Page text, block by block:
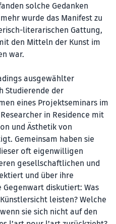
solche Gedanken
wurde das Manifest zu
literarischen Gattung,
den Mitteln der Kunst im
war.
ausgewählter
Studierende der
eines Projektseminars im
in Residence mit
und Ästhetik von
Gemeinsam haben sie
oft eigenwilligen
gesellschaftlichen und
und über ihre
diskutiert: Was
leisten? Welche
sie sich nicht auf den